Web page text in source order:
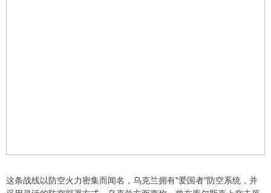
这条战线以防空火力密集而闻名，乌克兰拥有"爱国者"防空系统，并